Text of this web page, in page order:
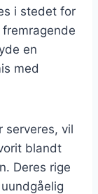
i stedet for
en
med
serveres, vil
blandt
Deres rige